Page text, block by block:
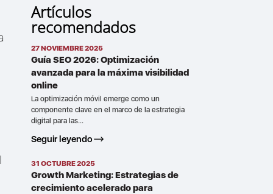
Artículos
recomendados
27 NOVIEMBRE 2025
Guía SEO 2026: Optimización
avanzada para la máxima visibilidad
online
La optimización móvil emerge como un
componente clave en el marco de la estrategia
digital para las...
Seguir leyendo
31 OCTUBRE 2025
Growth Marketing: Estrategias de
crecimiento acelerado para